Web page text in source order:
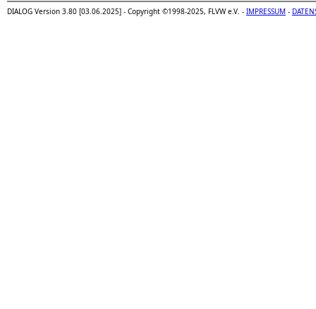
DIALOG Version 3.80 [03.06.2025] - Copyright ©1998-2025, FLVW e.V. - IMPRESSUM -